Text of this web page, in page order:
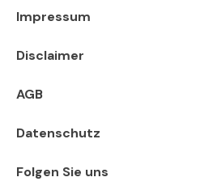
Impressum
Disclaimer
AGB
Datenschutz
Folgen Sie uns